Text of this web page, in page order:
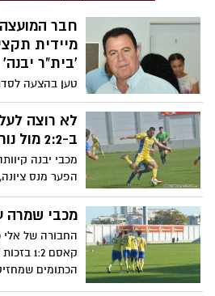
חבר
מיידית
'בית"ר יבנה'
טען בהצעה
תושבי יבנה –
שנקבעו
ב'מכבי יבנה'
לא רוצה
ב-2:2 מול נורדיה
מכבי יבנה
מול נורדיה
שוב את הפער
מכבי שמרה
החבורה של
קאסם
הכתומים